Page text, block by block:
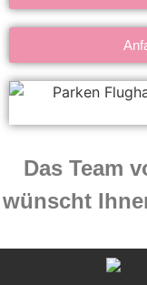
Das Team
wünscht